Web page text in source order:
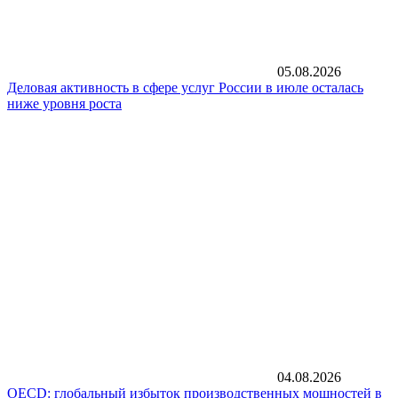
05.08.2026
Деловая активность в сфере услуг России в июле осталась
ниже уровня роста
04.08.2026
OECD: глобальный избыток производственных мощностей в